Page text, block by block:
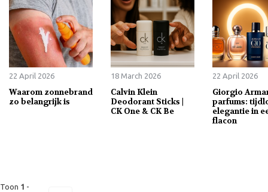
22 April 2026
Waarom zonnebrand
zo belangrijk is
18 March 2026
Calvin Klein
Deodorant Sticks |
CK One & CK Be
22 April 2026
Giorgio
parfums:
elegantie in
flacon
Toon 1 -